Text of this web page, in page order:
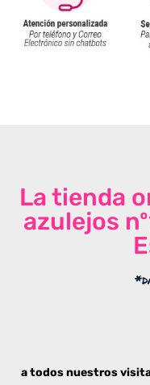
La tienda
azulejos
a todos nuestros